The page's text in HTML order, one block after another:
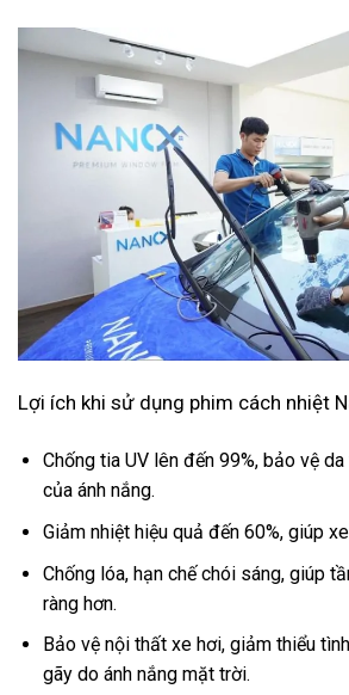
Lợi ích khi sử dụng phim cách nhiệt
Chống tia UV lên đến 99%, bảo vệ
của ánh nắng.
Giảm nhiệt hiệu quả đến 60%, giúp
Chống lóa, hạn chế chói sáng, giúp
ràng hơn.
Bảo vệ nội thất xe hơi, giảm thiểu
gãy do ánh nắng mặt trời.